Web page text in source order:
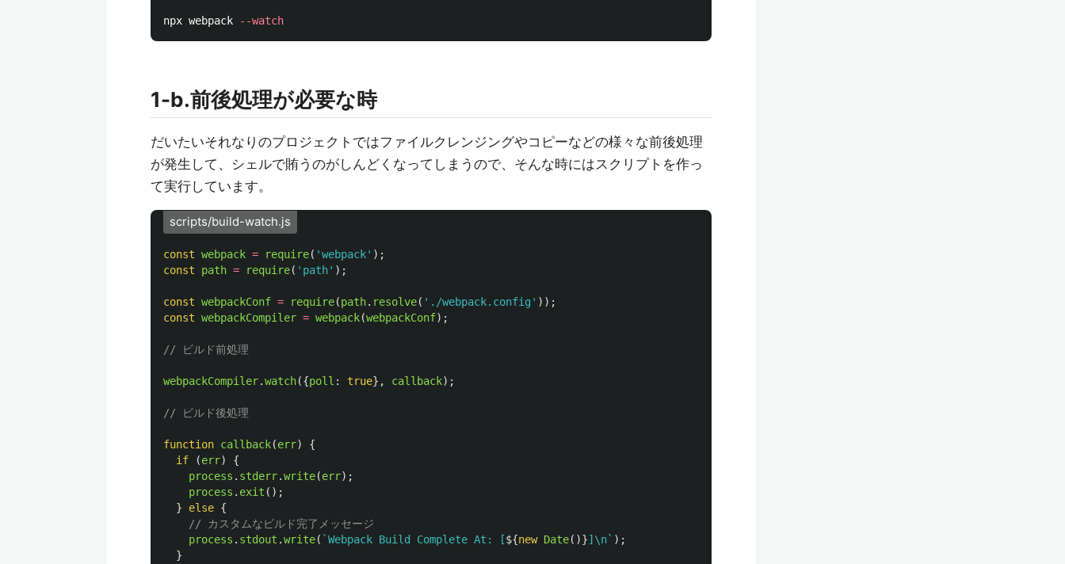
npx webpack --watch
1-b.前後処理が必要な時
だいたいそれなりのプロジェクトではファイルクレンジングやコピーなどの様々な前後処理
が発生して、シェルで賄うのがしんどくなってしまうので、そんな時にはスクリプトを作っ
て実行しています。
scripts/build-watch.js
const webpack = require( 'webpack' );
const
path = require( ' path' );
const webpackConf = require(path. resolve( ' ./webpack.config ' ));
const webpackCompiler = webpack(webpackConf);
// ビルド前処理
webpackCompiler.watch({poll : true}, callback);
// ビルド後処理
function callback(err)
{
if
(err)
{
process . stderr.write(err);
process . exit ();
}
else {
// カスタムなビルド完了メッセージ
process . stdout .write( `Webpack Build Complete At: [${new Date()}]\n` );
}